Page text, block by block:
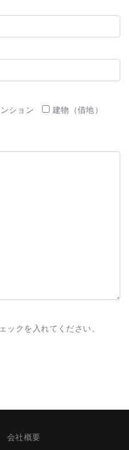
ション
建物（借地）
ックを入れてください。
会社概要